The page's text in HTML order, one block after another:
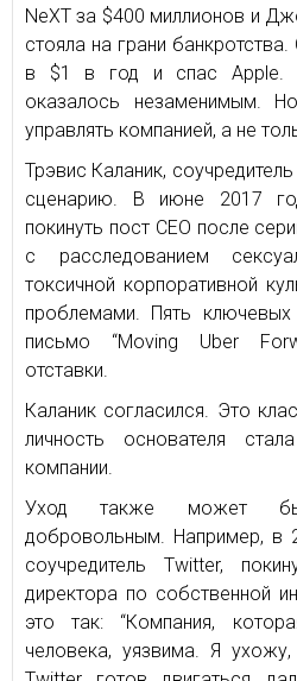
NeXT за $400 миллионов и
стояла на грани
в $1 в год и спас Apple.
оказалось незаменимым.
управлять компанией, а не
Трэвис Каланик,
сценарию. В июне 2017
покинуть пост CEO после
с расследованием
токсичной корпоративной
проблемами. Пять ключевых
письмо “Moving Uber
отставки.
Каланик согласился. Это
личность основателя
компании.
Уход также может
добровольным. Например, в
соучредитель Twitter,
директора по собственной
это так: “Компания,
человека, уязвима. Я